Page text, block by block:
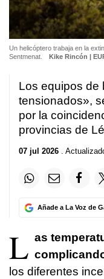
Un helicóptero trabaja en la
Sentmenat.
Kike Rincón |
Los equipos de
tensionados»,
por la
provincias de
07 jul 2026 .
Añade a La Voz de
L as
los diferentes